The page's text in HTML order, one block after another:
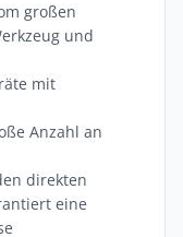
großen
und
mit
Anzahl an
direkten
eine